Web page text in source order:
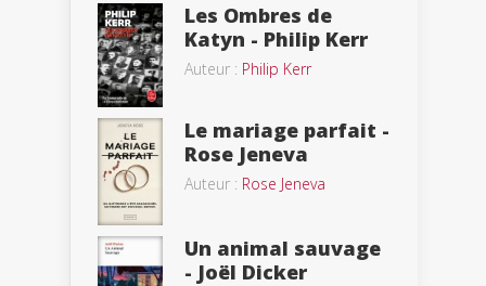
Les Ombres de
Katyn - Philip Kerr
Auteur : Philip Kerr
Le mariage parfait -
Rose Jeneva
Auteur : Rose Jeneva
Un animal sauvage
- Joël Dicker